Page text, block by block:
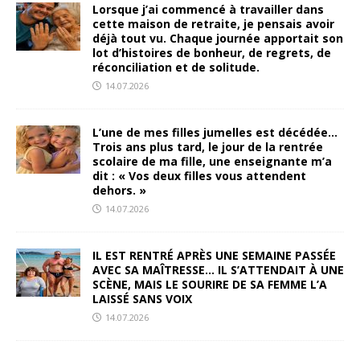
Lorsque j’ai commencé à travailler dans
cette maison de retraite, je pensais avoir
déjà tout vu. Chaque journée apportait son
lot d’histoires de bonheur, de regrets, de
réconciliation et de solitude.
14.07.2026
L’une de mes filles jumelles est décédée…
Trois ans plus tard, le jour de la rentrée
scolaire de ma fille, une enseignante m’a
dit : « Vos deux filles vous attendent
dehors. »
14.07.2026
IL EST RENTRÉ APRÈS UNE SEMAINE PASSÉE
AVEC SA MAÎTRESSE… IL S’ATTENDAIT À UNE
SCÈNE, MAIS LE SOURIRE DE SA FEMME L’A
LAISSÉ SANS VOIX
14.07.2026